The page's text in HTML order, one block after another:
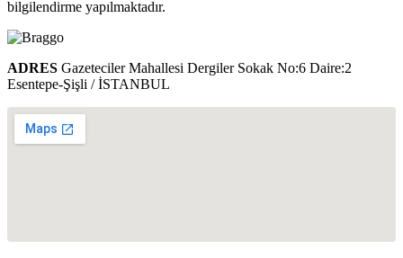
bilgilendirme yapılmaktadır.
ADRES Gazeteciler Mahallesi Dergiler Sokak No:6 Daire:2
Esentepe-Şişli / İSTANBUL